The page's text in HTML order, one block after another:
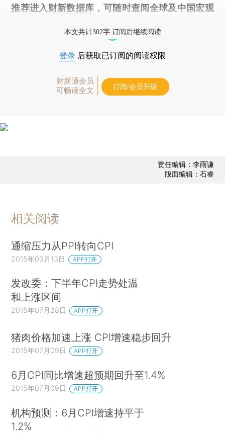
推荐进入 财新数据库 ，可随时查阅全球及中国宏观
本文共计302字 订阅后继续阅读
登录 后获取已订阅的阅读权限
财新通会员
可畅读全文
订阅/会员升级
责任编辑：李雨谦
版面编辑：石睿
相关阅读
通缩压力从PPI转向CPI
2015年03月13日 APP打开
发改委：下半年CPI走势处温
和上涨区间
2015年07月28日 APP打开
猪肉价格加速上涨 CPI增速稳步回升
2015年07月09日 APP打开
6月CPI同比增速超预期回升至1.4%
2015年07月09日 APP打开
机构预测：6月CPI增速持平于
1.2%